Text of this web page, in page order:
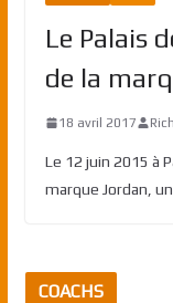
Le Palais
de la
18 avril 2017
Le 12 juin 2015 à
marque Jordan,
COACHS